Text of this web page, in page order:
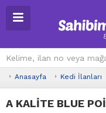
Anasayfa Kedi İlanları
A KALİTE BLUE